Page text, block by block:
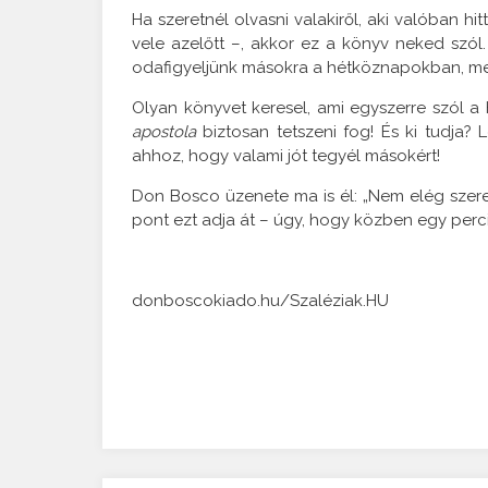
Ha szeretnél olvasni valakiről, aki valóban
vele azelőtt –, akkor ez a könyv neked
odafigyeljünk másokra a hétköznapokban,
Olyan könyvet keresel, ami egyszerre szól
apostolabiztosan tetszeni fog! És ki tudja?
ahhoz, hogy valami jót tegyél másokért!
Don Bosco üzenete ma is él: „Nem elég
pont ezt adja át – úgy, hogy közben egy
donboscokiado.hu/Szaléziak.HU